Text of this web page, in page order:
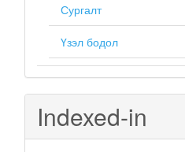
Сургалт
Үзэл бодол
Indexed-in